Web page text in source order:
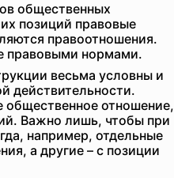
общественных
позиций правовые
правоотношения.
правовыми нормами.
весьма условны и
действительности.
общественное отношение,
Важно лишь, чтобы при
например, отдельные
а другие – с позиции